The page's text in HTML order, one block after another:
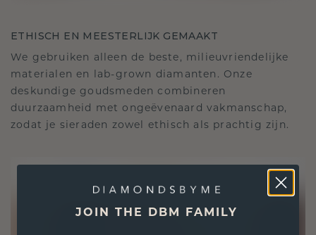
ETHISCH EN MEESTERLIJK GEMAAKT
We gebruiken alleen de beste, milieuvriendelijke
materialen en lab-grown diamanten. Onze
deskundige goudsmeden combineren
duurzaamheid met ongeëvenaard vakmanschap,
zodat je sieraden zowel ethisch als prachtig zijn.
JOIN THE DBM FAMILY